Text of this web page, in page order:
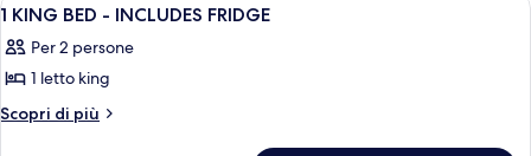
tutte
le
foto
per
10
1 KING BED - INCLUDES FRIDGE
Per 2 persone
1 letto king
Scopri di più
Altri